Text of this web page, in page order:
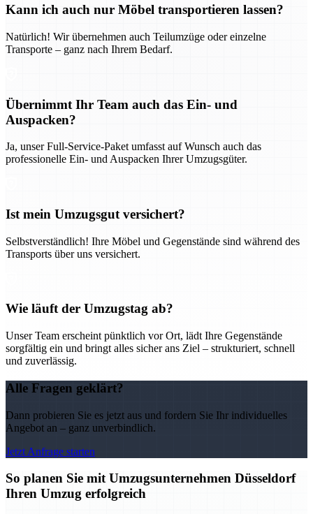
Kann ich auch nur Möbel transportieren lassen?
Natürlich! Wir übernehmen auch Teilumzüge oder einzelne
Transporte – ganz nach Ihrem Bedarf.
Übernimmt Ihr Team auch das Ein- und
Auspacken?
Ja, unser Full-Service-Paket umfasst auf Wunsch auch das
professionelle Ein- und Auspacken Ihrer Umzugsgüter.
Ist mein Umzugsgut versichert?
Selbstverständlich! Ihre Möbel und Gegenstände sind während des
Transports über uns versichert.
Wie läuft der Umzugstag ab?
Unser Team erscheint pünktlich vor Ort, lädt Ihre Gegenstände
sorgfältig ein und bringt alles sicher ans Ziel – strukturiert, schnell
und zuverlässig.
Alle Fragen geklärt?
Dann probieren Sie es jetzt aus und fordern Sie Ihr individuelles
Angebot an – ganz unverbindlich.
Jetzt Anfrage starten
So planen Sie mit Umzugsunternehmen Düsseldorf
Ihren Umzug erfolgreich